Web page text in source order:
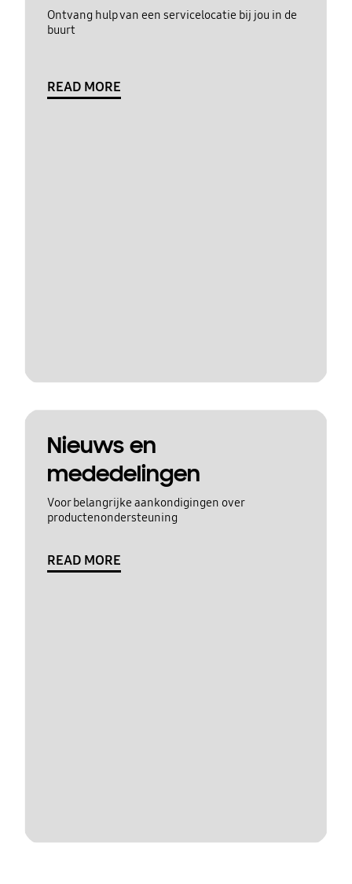
Ontvang hulp van een servicelocatie bij jou in de
buurt
READ MORE
Nieuws en
mededelingen
Voor belangrijke aankondigingen over
productenondersteuning
READ MORE